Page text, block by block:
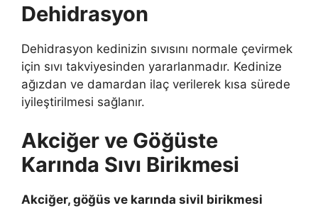
Dehidrasyon
Dehidrasyon kedinizin sıvısını normale çevirmek
için sıvı takviyesinden yararlanmadır. Kedinize
ağızdan ve damardan ilaç verilerek kısa sürede
iyileştirilmesi sağlanır.
Akciğer ve Göğüste
Karında Sıvı Birikmesi
Akciğer, göğüs ve karında sivil birikmesi